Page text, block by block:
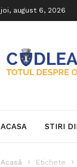
joi, august 6, 2026
Info
ACASA STIRI
Acasă Etichete